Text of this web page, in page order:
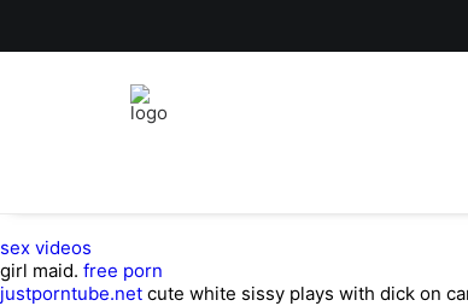
sex videos
girl maid. free porn
justporntube.net cute white sissy plays with dick on